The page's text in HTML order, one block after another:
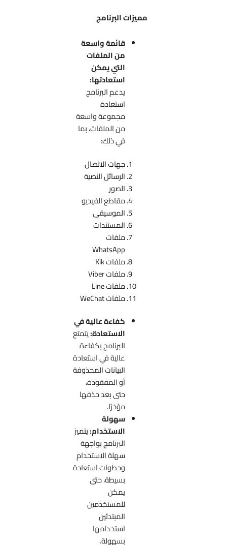
مميزات البرنامج
قائمة واسعة
من الملفات
التي يمكن
استعادتها:
يدعم البرنامج
استعادة
مجموعة واسعة
من الملفات، بما
في ذلك:
جهات الاتصال
الرسائل النصية
الصور
مقاطع الفيديو
الموسيقى
المستندات
ملفات
WhatsApp
ملفات Kik
ملفات Viber
ملفات Line
ملفات WeChat
كفاءة عالية في
الاستعادة:يتمتع
البرنامج بكفاءة
عالية في استعادة
البيانات المحذوفة
أو المفقودة،
حتى بعد حذفها
مؤخرًا.
سهولة
الاستخدام:يتميز
البرنامج بواجهة
سهلة الاستخدام
وخطوات استعادة
بسيطة، حتى
يمكن
للمستخدمين
المبتدئين
استخدامها
بسهولة.